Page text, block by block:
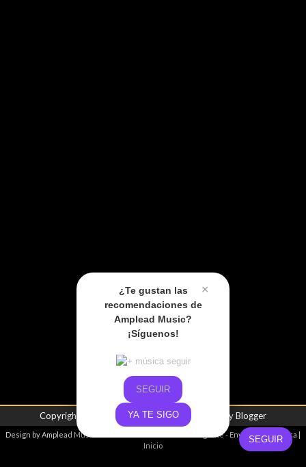
SEGUIR
×
¿Te gustan las
recomendaciones de
Amplead Music?
¡Síguenos!
SEGUIR
YA TE SIGO
Copyright © Amplead Music| Powered byBlogger
Design byAmplead Music - Promoviendo el talento emergente - Envíanos tu música
Inicio